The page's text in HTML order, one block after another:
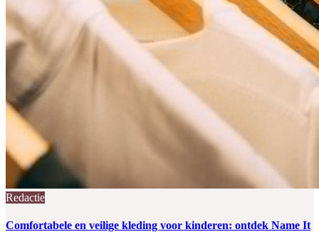
Redactie
Comfortabele en veilige kleding voor kinderen: ontdek Name It